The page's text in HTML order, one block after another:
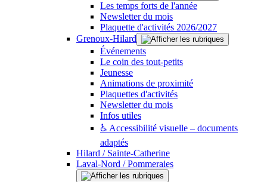
Les temps forts de l'année
Newsletter du mois
Plaquette d'activités 2026/2027
Grenoux-Hilard
Événements
Le coin des tout-petits
Jeunesse
Animations de proximité
Plaquettes d'activités
Newsletter du mois
Infos utiles
♿ Accessibilité visuelle – documents
adaptés
Hilard / Sainte-Catherine
Laval-Nord / Pommeraies